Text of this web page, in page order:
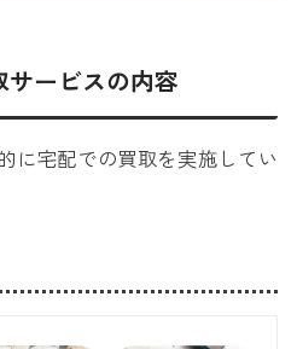
サービスの内容
に宅配での買取を実施してい